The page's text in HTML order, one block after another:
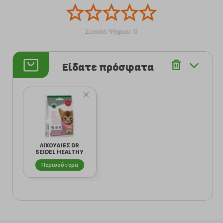
Σύνολο Ψήφων: 0
Είδατε πρόσφατα
ΛΙΧΟΥΔΙΕΣ DR
SEIDEL HEALTHY
KITTEN (50GR)
Περισσότερα